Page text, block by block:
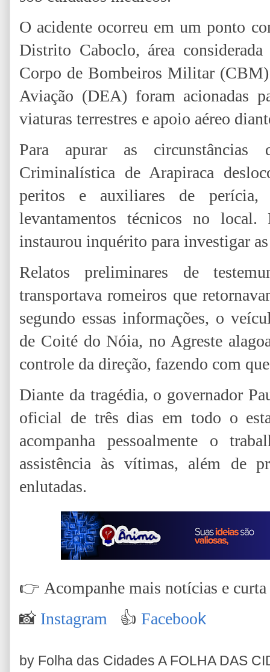
O acidente ocorreu em um ponto
Distrito Caboclo, área
Corpo de Bombeiros Militar (CBM)
Aviação (DEA) foram acionadas
viaturas terrestres e apoio aéreo
Para apurar as
Criminalística de Arapiraca
peritos e auxiliares de perícia,
levantamentos técnicos no
instaurou inquérito para investigar
Relatos preliminares de
transportava romeiros que
segundo essas informações, o
de Coité do Nóia, no Agreste
controle da direção, fazendo com
Diante da tragédia, o governador
oficial de três dias em todo o
acompanha pessoalmente o
assistência às vítimas, além de
enlutadas.
👉 Acompanhe mais notícias e curta
📸 Instagram 👍 Facebook
by Folha das Cidades A FOLHA DAS